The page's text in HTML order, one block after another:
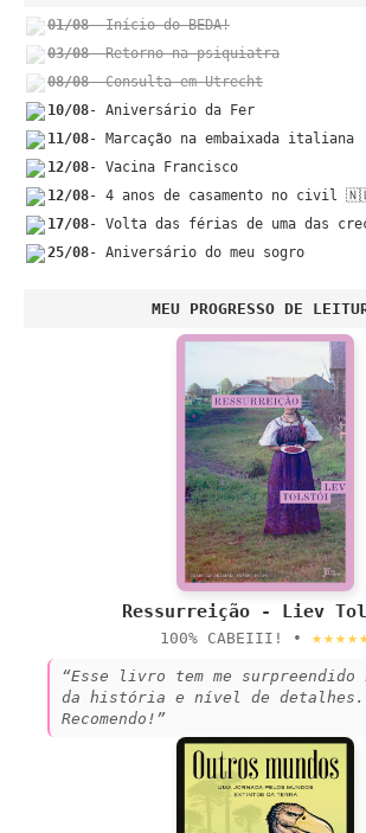
01/08- Início do BEDA!
03/08- Retorno na psiquiatra
08/08- Consulta em Utrecht
10/08- Aniversário da Fer
11/08- Marcação na embaixada italiana
12/08- Vacina Francisco
12/08- 4 anos de casamento no civil
17/08- Volta das férias de uma das
25/08- Aniversário do meu sogro
MEU PROGRESSO DE
Ressurreição - Liev
100% CABEIII! •
“Esse livro tem me
da história e nível de detalhes.
Recomendo!”